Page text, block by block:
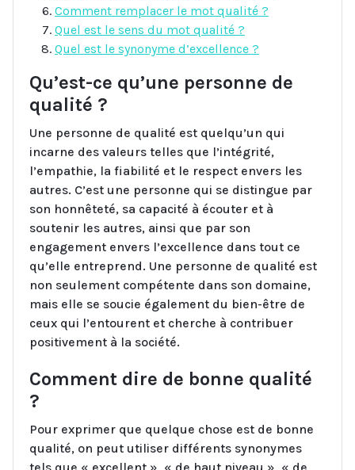
Comment remplacer le mot qualité ?
Quel est le sens du mot qualité ?
Quel est le synonyme d’excellence ?
Qu’est-ce qu’une personne de
qualité ?
Une personne de qualité est quelqu’un qui
incarne des valeurs telles que l’intégrité,
l’empathie, la fiabilité et le respect envers les
autres. C’est une personne qui se distingue par
son honnêteté, sa capacité à écouter et à
soutenir les autres, ainsi que par son
engagement envers l’excellence dans tout ce
qu’elle entreprend. Une personne de qualité est
non seulement compétente dans son domaine,
mais elle se soucie également du bien-être de
ceux qui l’entourent et cherche à contribuer
positivement à la société.
Comment dire de bonne qualité
?
Pour exprimer que quelque chose est de bonne
qualité, on peut utiliser différents synonymes